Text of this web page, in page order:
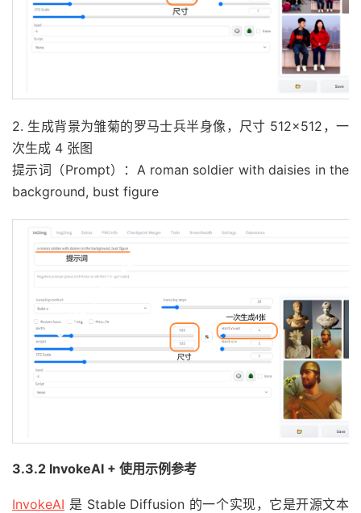
2. 生成背景为雏菊的罗马士兵半身像，尺寸 512×512，一
次生成 4 张图
提示词（Prompt）：A roman soldier with daisies in the
background, bust figure
3.3.2 InvokeAI + 使用示例参考
InvokeAI 是 Stable Diffusion 的一个实现，它是开源文本